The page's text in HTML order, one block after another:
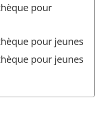
pour
pour jeunes
pour jeunes